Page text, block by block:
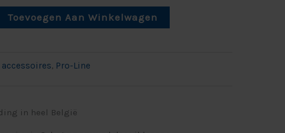
Toevoegen Aan Winkelwagen
, Pro-Line
in heel België